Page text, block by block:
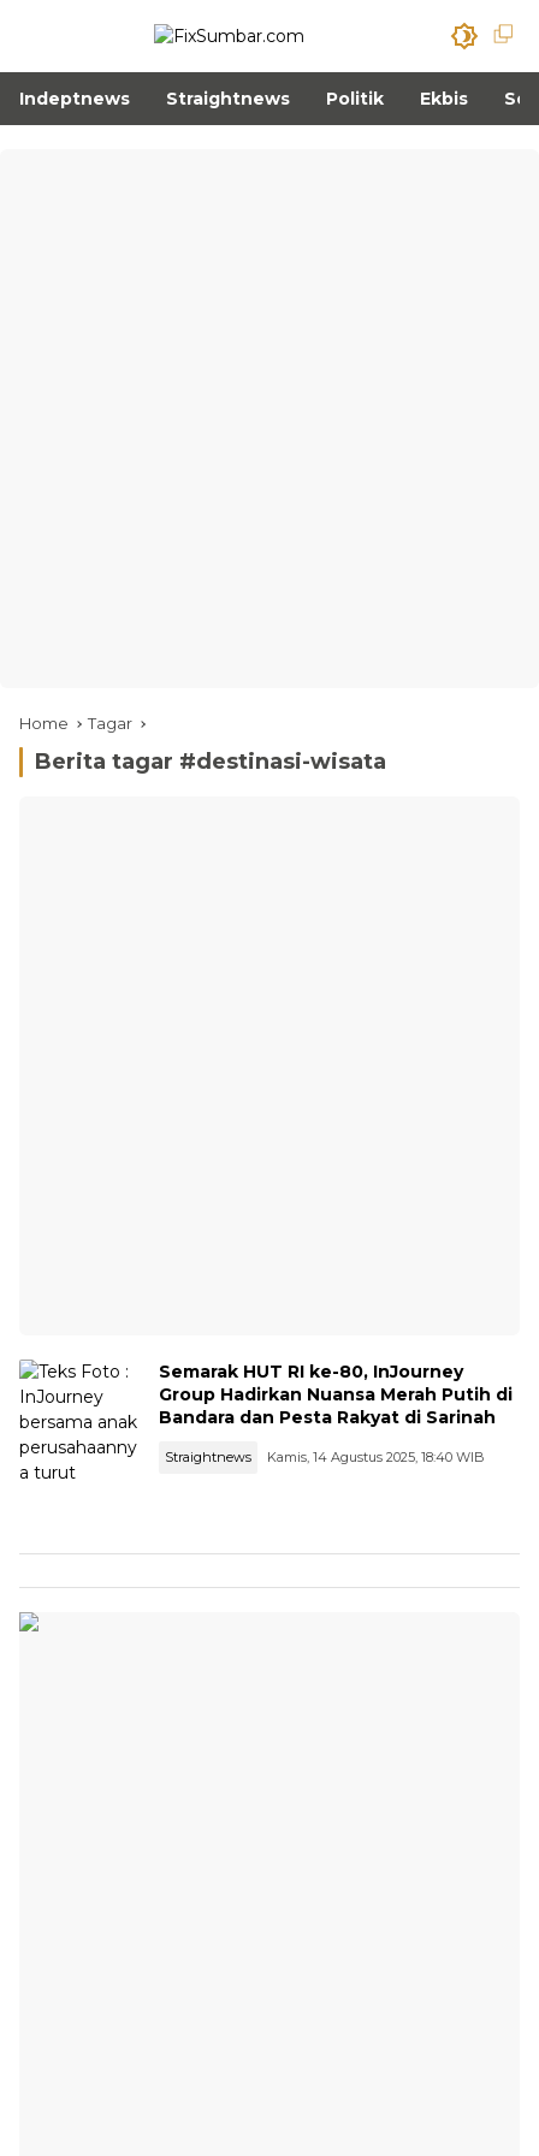
Indeptnews Straightnews Politik Ekbis
Home Tagar
Berita tagar #destinasi-wisata
Semarak HUT RI ke-80, InJourney
Group Hadirkan Nuansa Merah Putih di
Bandara dan Pesta Rakyat di Sarinah
Straightnews Kamis, 14 Agustus 2025, 18:40 WIB